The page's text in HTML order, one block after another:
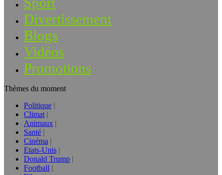
Divertissement
Blogs
Vidéos
Promotions
Thèmes du moment
Politique
Climat
Animaux
Santé
Cinéma
Etats-Unis
Donald Trump
Football